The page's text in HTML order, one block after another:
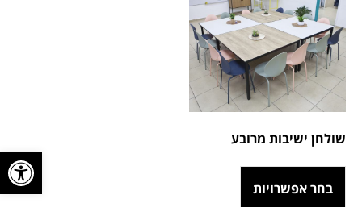
פתח
שולחן ישיבות מרובע
בחר אפשרויות